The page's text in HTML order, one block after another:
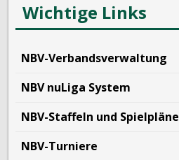
Wichtige Links
NBV-Verbandsverwaltung
NBV nuLiga System
NBV-Staffeln und Spielpläne
NBV-Turniere